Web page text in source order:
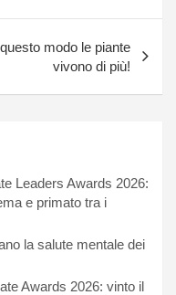
modo le piante
vivono di più!
Leaders Awards 2026:
e primato tra i
la salute mentale dei
Awards 2026: vinto il